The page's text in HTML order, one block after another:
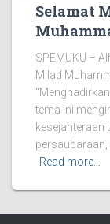
Selamat
SPEMUKU –
Milad
tema ini
Read more…